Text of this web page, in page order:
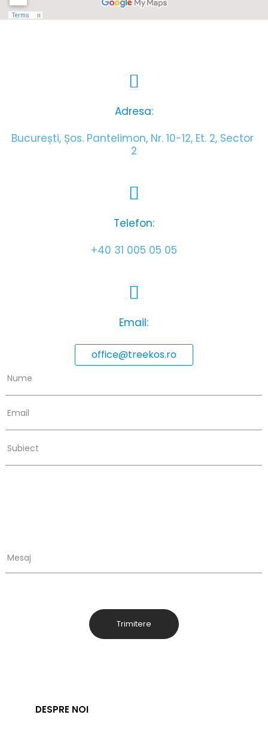
Adresa:
București, Șos. Pantelimon, Nr. 10-12, Et. 2, Sector
2
Telefon:
+40 31 005 05 05
Email:
office@treekos.ro
Nume
Email
Subiect
Mesaj
DESPRE NOI